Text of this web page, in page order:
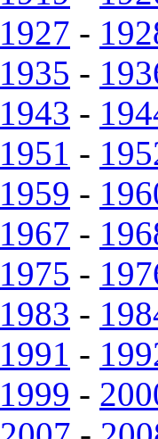
1927 -
1935 -
1943 -
1951 -
1959 -
1967 -
1975 -
1983 -
1991 -
1999 -